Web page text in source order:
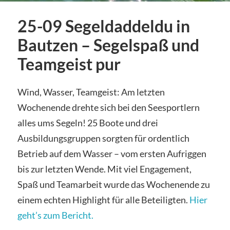
25-09 Segeldaddeldu in
Bautzen – Segelspaß und
Teamgeist pur
Wind, Wasser, Teamgeist: Am letzten
Wochenende drehte sich bei den Seesportlern
alles ums Segeln! 25 Boote und drei
Ausbildungsgruppen sorgten für ordentlich
Betrieb auf dem Wasser – vom ersten Aufriggen
bis zur letzten Wende. Mit viel Engagement,
Spaß und Teamarbeit wurde das Wochenende zu
einem echten Highlight für alle Beteiligten. Hier
geht’s zum Bericht.